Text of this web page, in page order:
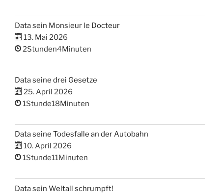
Data sein Monsieur le Docteur
13. Mai 2026
2Stunden4Minuten
Data seine drei Gesetze
25. April 2026
1Stunde18Minuten
Data seine Todesfalle an der Autobahn
10. April 2026
1Stunde11Minuten
Data sein Weltall schrumpft!